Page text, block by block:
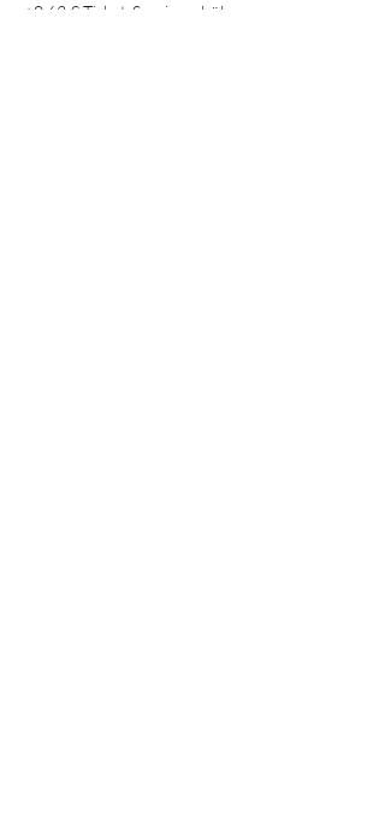
+0,63 € Ticket-Servicegebühr